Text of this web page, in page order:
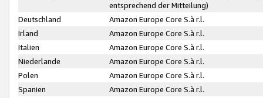
entsprechend der Mitteilung)
Deutschland
Amazon Europe Core S.à r.l.
Irland
Amazon Europe Core S.à r.l.
Italien
Amazon Europe Core S.à r.l.
Niederlande
Amazon Europe Core S.à r.l.
Polen
Amazon Europe Core S.à r.l.
Spanien
Amazon Europe Core S.à r.l.